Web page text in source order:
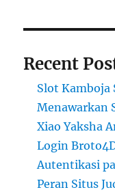
Recent
Slot Kamboja
Menawarkan
Xiao Yaksha
Login
Autentikasi
Peran Situs